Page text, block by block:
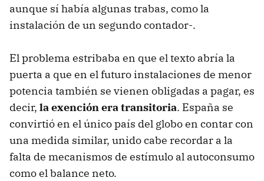
aunque sí había algunas trabas, como la
instalación de un segundo contador-.
El problema estribaba en que el texto abría la
puerta a que en el futuro instalaciones de menor
potencia también se vienen obligadas a pagar, es
decir, la exención era transitoria. España se
convirtió en el único país del globo en contar con
una medida similar, unido cabe recordar a la
falta de mecanismos de estímulo al autoconsumo
como el balance neto.